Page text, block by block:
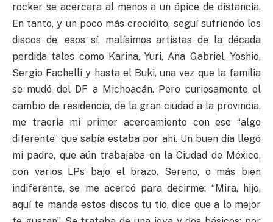
rocker se acercara al menos a un ápice de distancia.
En tanto, y un poco más crecidito, seguí sufriendo los
discos de, esos sí, malísimos artistas de la década
perdida tales como Karina, Yuri, Ana Gabriel, Yoshio,
Sergio Fachelli y hasta el Buki, una vez que la familia
se mudó del DF a Michoacán. Pero curiosamente el
cambio de residencia, de la gran ciudad a la provincia,
me traería mi primer acercamiento con ese “algo
diferente” que sabía estaba por ahí. Un buen día llegó
mi padre, que aún trabajaba en la Ciudad de México,
con varios LPs bajo el brazo. Sereno, o más bien
indiferente, se me acercó para decirme: “Mira, hijo,
aquí te manda estos discos tu tío, dice que a lo mejor